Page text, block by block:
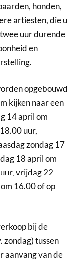
honden,
artiesten, die u
uur durende
en
opgebouwd
kijken naar een
14 april om
uur,
zondag 17
18 april om
vrijdag 22
16.00 of op
bij de
zondag) tussen
aanvang van de